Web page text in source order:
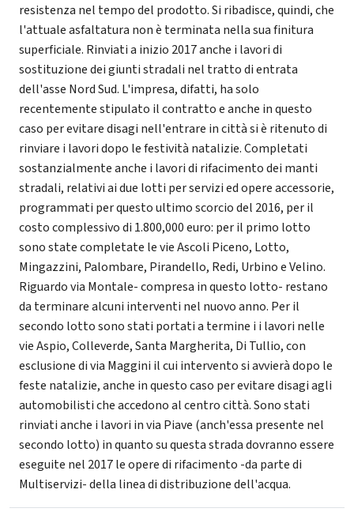
resistenza nel tempo del prodotto. Si ribadisce, quindi, che
l'attuale asfaltatura non è terminata nella sua finitura
superficiale. Rinviati a inizio 2017 anche i lavori di
sostituzione dei giunti stradali nel tratto di entrata
dell'asse Nord Sud. L'impresa, difatti, ha solo
recentemente stipulato il contratto e anche in questo
caso per evitare disagi nell'entrare in città si è ritenuto di
rinviare i lavori dopo le festività natalizie. Completati
sostanzialmente anche i lavori di rifacimento dei manti
stradali, relativi ai due lotti per servizi ed opere accessorie,
programmati per questo ultimo scorcio del 2016, per il
costo complessivo di 1.800,000 euro: per il primo lotto
sono state completate le vie Ascoli Piceno, Lotto,
Mingazzini, Palombare, Pirandello, Redi, Urbino e Velino.
Riguardo via Montale- compresa in questo lotto- restano
da terminare alcuni interventi nel nuovo anno. Per il
secondo lotto sono stati portati a termine i i lavori nelle
vie Aspio, Colleverde, Santa Margherita, Di Tullio, con
esclusione di via Maggini il cui intervento si avvierà dopo le
feste natalizie, anche in questo caso per evitare disagi agli
automobilisti che accedono al centro città. Sono stati
rinviati anche i lavori in via Piave (anch'essa presente nel
secondo lotto) in quanto su questa strada dovranno essere
eseguite nel 2017 le opere di rifacimento -da parte di
Multiservizi- della linea di distribuzione dell'acqua.